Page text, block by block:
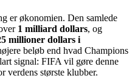
er økonomien. Den samlede
1 milliard dollars, og
millioner dollars i
beløb end hvad Champions
signal: FIFA vil gøre denne
verdens største klubber.